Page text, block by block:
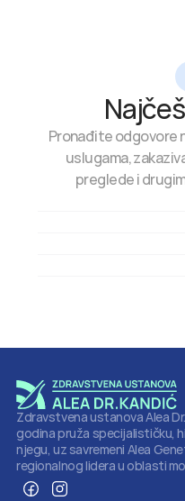
Pronađite odgovore
uslugama,
preglede i
Zdravstvena ustanova Alea
godina pruža specijalističku,
njegu, uz savremeni Alea
regionalnog lidera u oblasti